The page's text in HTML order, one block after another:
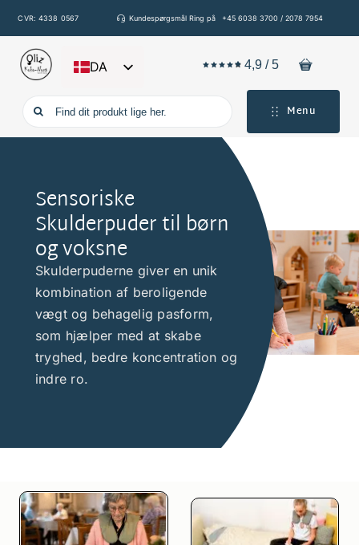
CVR: 4338 0567 Kundespørgsmål Ring på +45 6038 3700 / 2078 7954
DA
EN
DE
ES
4,9 /5
Søg
efter:
Menu
Sensoriske
Skulderpuder til børn
og voksne
Skulderpuderne giver en unik
kombination af beroligende
vægt og behagelig pasform,
som hjælper med at skabe
tryghed, bedre koncentration og
indre ro.